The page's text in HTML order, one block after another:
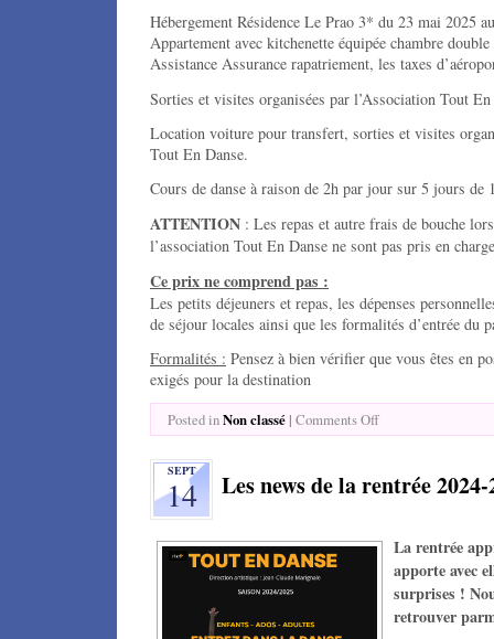
Hébergement Résidence Le Prao 3* du 23 mai 2025
Appartement avec kitchenette équipée chambre double
Assistance Assurance rapatriement, les taxes
Sorties et visites organisées par l’Association Tout En
Location voiture pour transfert, sorties et visites
Tout En Danse.
Cours de danse à raison de 2h par jour sur 5
ATTENTION : Les repas et autre frais de bouche
l’association Tout En Danse ne sont pas pris en
Ce prix ne comprend pas :
Les petits déjeuners et repas, les dépenses
de séjour locales ainsi que les formalités d’entrée du
Formalités : Pensez à bien vérifier que vous êtes en
exigés pour la destination
Posted inNon classé | Comments Off
SEPT
14 Les news de la rentrée 2024-
La rentrée
apporte avec
surprises !
retrouver